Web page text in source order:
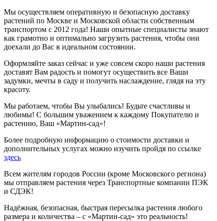
Мы осуществляем оперативную и безопасную доставку
растений по Москве и Московской области собственным
транспортом с 2012 года! Наши опытные специалисты знают
как грамотно и оптимально загрузить растения, чтобы они
доехали до Вас в идеальном состоянии.
Оформляйте заказ сейчас и уже совсем скоро наши растения
доставят Вам радость и помогут осуществить все Ваши
задумки, мечты в саду и получить наслаждение, глядя на эту
красоту.
Мы работаем, чтобы Вы улыбались! Будьте счастливы и
любимы! С большим уважением к каждому Покупателю и
растению, Ваш «Мартин-сад»!
Более подробную информацию о стоимости доставки и
дополнительных услугах можно изучить пройдя по ссылке
здесь
Всем жителям городов России (кроме Московского региона)
мы отправляем растения через Транспортные компании ПЭК
и СДЭК!
Надёжная, безопасная, быстрая пересылка растения любого
размера и количества – с «Мартин-сад» это реальность!